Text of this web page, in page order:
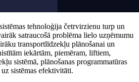
tehnoloģija četrvirzienu turp un
satraucošā problēma lielo uzņēmumu
transportlīdzekļu plānošanai un
iekārtām, piemēram, liftiem,
sistēmā, plānošanas programmatūras
sistēmas efektivitāti.